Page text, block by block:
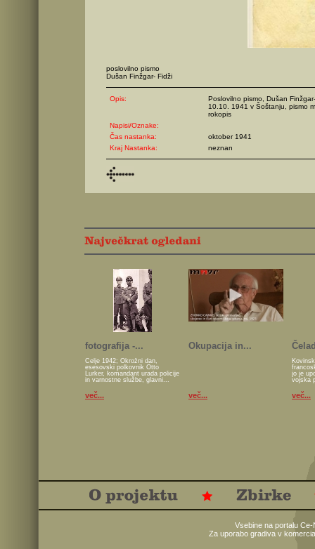
poslovilno pismo
Dušan Finžgar- Fidži
Opis:
Poslovilno pismo, Dušan
10.10. 1941 v Šoštanju, pismo
rokopis
Napisi/Oznake:
Čas nastanka:
oktober 1941
Kraj Nastanka:
neznan
fotografija -...
Celje 1942; Okrožni dan,
esesovski polkovnik Otto
Lurker, komandant urada policije
in varnostne službe, glavni...
več...
Okupacija in...
več...
jo je
vojska
več...
Vsebine na portalu
Za uporabo gradiva v